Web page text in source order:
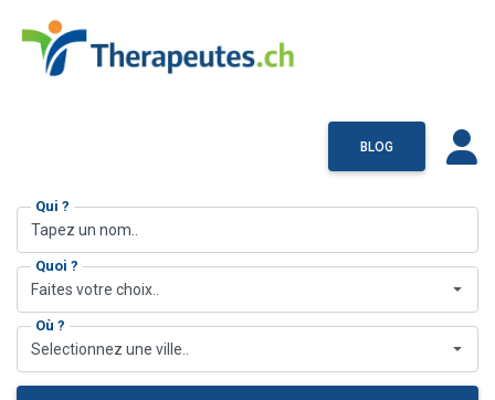
BLOG
Qui ?
Quoi ?
Faites votre choix..
Où ?
Selectionnez une ville..